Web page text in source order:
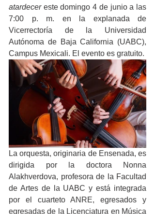
atardecer este domingo 4 de junio a las
7:00 p. m. en la explanada de
Vicerrectoría de la Universidad
Autónoma de Baja California (UABC),
Campus Mexicali. El evento es gratuito.
La orquesta, originaria de Ensenada, es
dirigida por la doctora Nonna
Alakhverdova, profesora de la Facultad
de Artes de la UABC y está integrada
por el cuarteto ANRE, egresados y
egresadas de la Licenciatura en Música